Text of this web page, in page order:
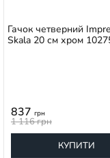
Гачок четверний
Skala 20 см хром
837 грн
1 116грн
КУПИТИ